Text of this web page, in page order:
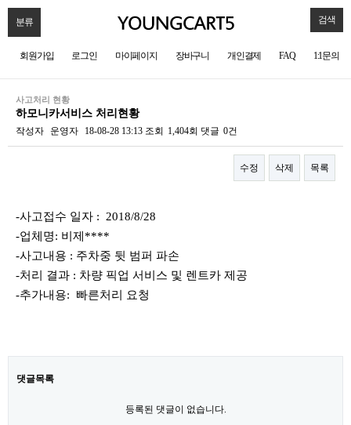
분류 검색
회원가입 로그인 마이페이지 장바구니 개인결제 FAQ 1:1문의
사고처리 현황
하모니카서비스 처리현황
작성자 운영자 18-08-28 13:13 조회 1,404회 댓글 0건
수정 삭제 목록
-사고접수 일자 : 2018/8/28
-업체명: 비제****
-사고내용 : 주차중 뒷 범퍼 파손
-처리 결과 : 차량 픽업 서비스 및 렌트카 제공
-추가내용: 빠른처리 요청
댓글목록
등록된 댓글이 없습니다.